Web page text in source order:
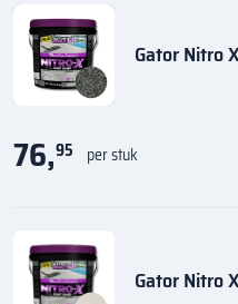
Gator Nitro
76,95 per stuk
Gator Nitro